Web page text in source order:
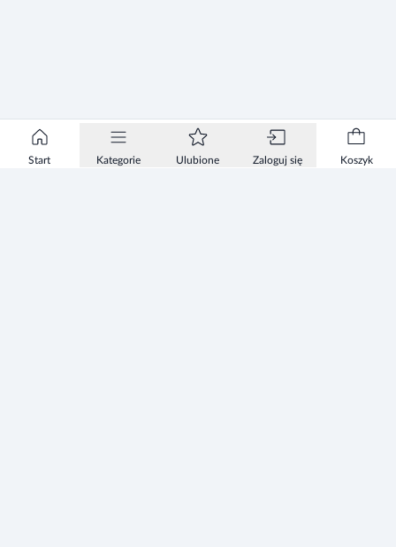
Start Kategorie Ulubione Zaloguj się Koszyk